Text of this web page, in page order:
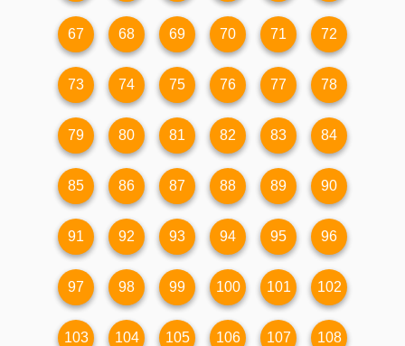
67 68 69 70 71 72
73 74 75 76 77 78
79 80 81 82 83 84
85 86 87 88 89 90
91 92 93 94 95 96
97 98 99 100 101 102
103 104 105 106 107 108